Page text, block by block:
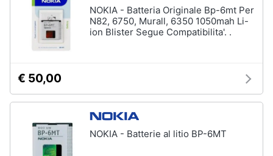
NOKIA - Batteria Originale Bp-6mt Per
N82, 6750, Murall, 6350 1050mah Li-
ion Blister Segue Compatibilita'. .
€ 50,00
NOKIA - Batterie al litio BP-6MT